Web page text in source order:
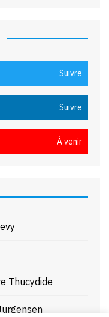
Suivre
Suivre
À venir
Thucydide